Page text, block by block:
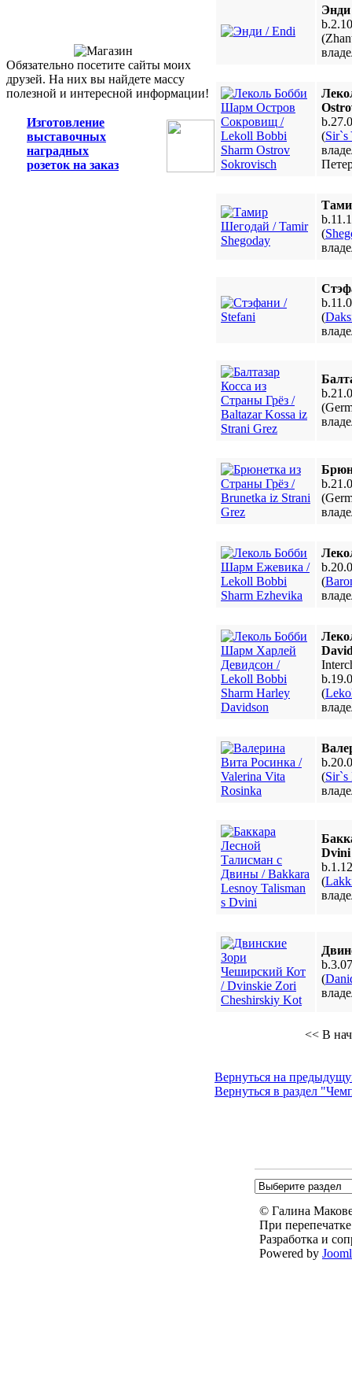
Обязательно посетите сайты моих
друзей. На них вы найдете массу
полезной и интересной информации!
Изготовление
выставочных
наградных
розеток на заказ
(Sir`s
(
(
(
(
(Sir`s
Dvini
(
(
<< В
Вернуться на
Вернуться в раздел
© Галина
При
Разработка и
Powered by